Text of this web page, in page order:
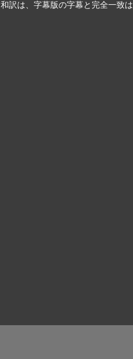
訳は、字幕版の字幕と完全一致